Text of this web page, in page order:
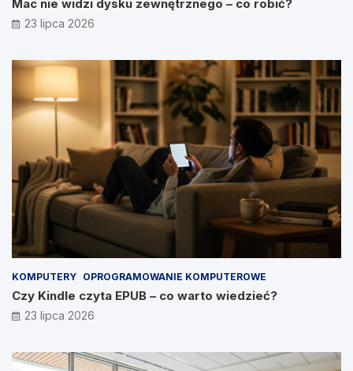
Mac nie widzi dysku zewnętrznego – co robić?
23 lipca 2026
KOMPUTERY OPROGRAMOWANIE KOMPUTEROWE
Czy Kindle czyta EPUB – co warto wiedzieć?
23 lipca 2026